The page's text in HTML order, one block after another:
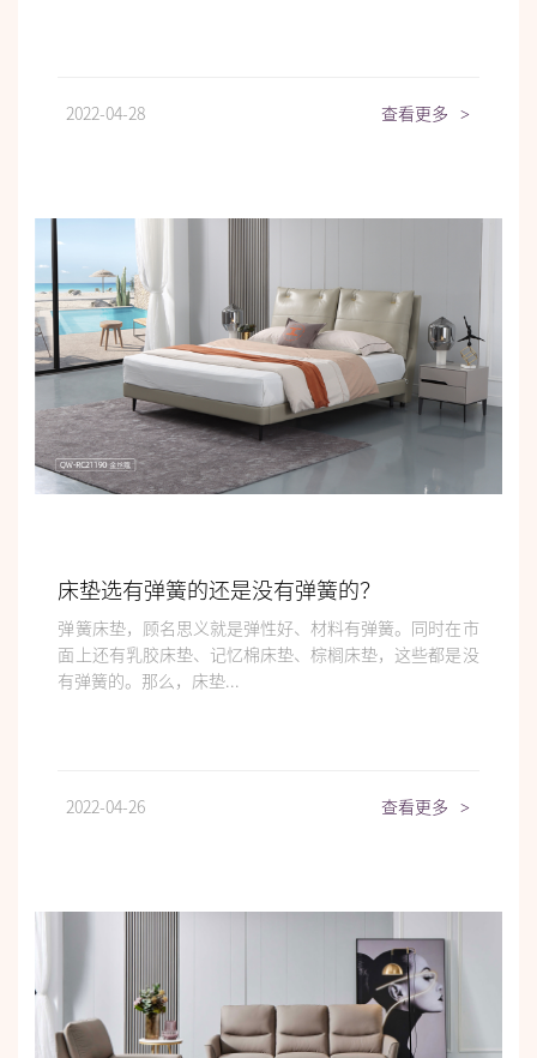
2022-04-28 查看更多 >
床垫选有弹簧的还是没有弹簧的？
弹簧床垫，顾名思义就是弹性好、材料有弹簧。同时在市
面上还有乳胶床垫、记忆棉床垫、棕榈床垫，这些都是没
有弹簧的。那么，床垫...
2022-04-26 查看更多 >